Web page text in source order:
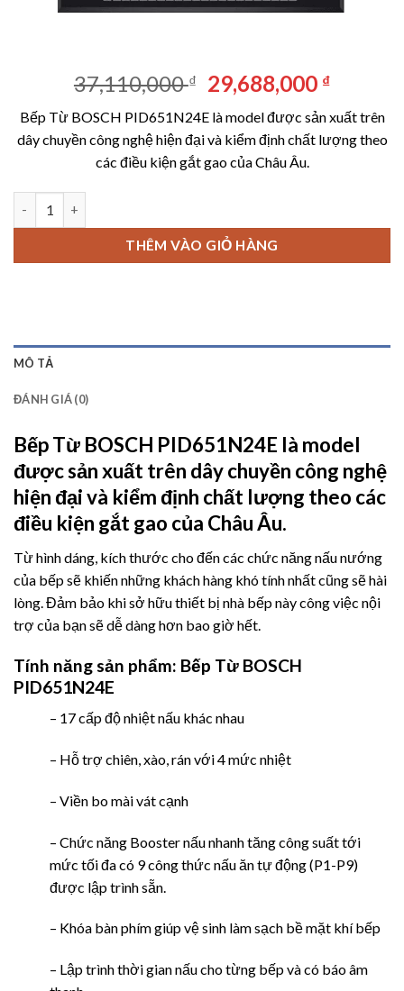
37,110,000₫
Giá
gốc
là:
37,110,000 ₫.
29,688,000 ₫Giá
hiện
tại
là:
Bếp Từ BOSCH PID651N24E là model được sản xuất trên
dây chuyền công nghệ hiện đại và kiểm định chất lượng theo
các điều kiện gắt gao của Châu Âu.
THÊM VÀO GIỎ HÀNG
MÔ TẢ
ĐÁNH GIÁ (0)
Bếp Từ BOSCH PID651N24E là model
được sản xuất trên dây chuyền công nghệ
hiện đại và kiểm định chất lượng theo các
điều kiện gắt gao của Châu Âu.
Từ hình dáng, kích thước cho đến các chức năng nấu nướng
của bếp sẽ khiến những khách hàng khó tính nhất cũng sẽ hài
lòng. Đảm bảo khi sở hữu thiết bị nhà bếp này công việc nội
trợ của bạn sẽ dễ dàng hơn bao giờ hết.
Tính năng sản phẩm: Bếp Từ BOSCH
PID651N24E
– 17 cấp độ nhiệt nấu khác nhau
– Hỗ trợ chiên, xào, rán với 4 mức nhiệt
– Viền bo mài vát cạnh
– Chức năng Booster nấu nhanh tăng công suất tới
mức tối đa có 9 công thức nấu ăn tự động (P1-P9)
được lập trình sẵn.
– Khóa bàn phím giúp vệ sinh làm sạch bề mặt khí bếp
– Lập trình thời gian nấu cho từng bếp và có báo âm